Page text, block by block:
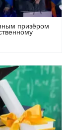
призёром